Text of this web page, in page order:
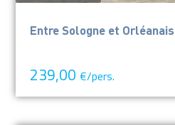
Entre Sologne et Orléanais
239,00 €/pers.